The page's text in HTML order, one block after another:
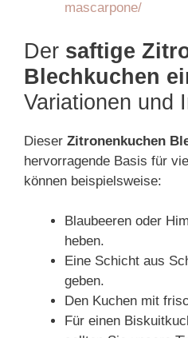
mascarpone/
Der saftige
Blechkuchen
Variationen und
Dieser Zitronenkuchen
hervorragende Basis für
können beispielsweise:
Blaubeeren oder
heben.
Eine Schicht aus
geben.
Den Kuchen mit
Für einen